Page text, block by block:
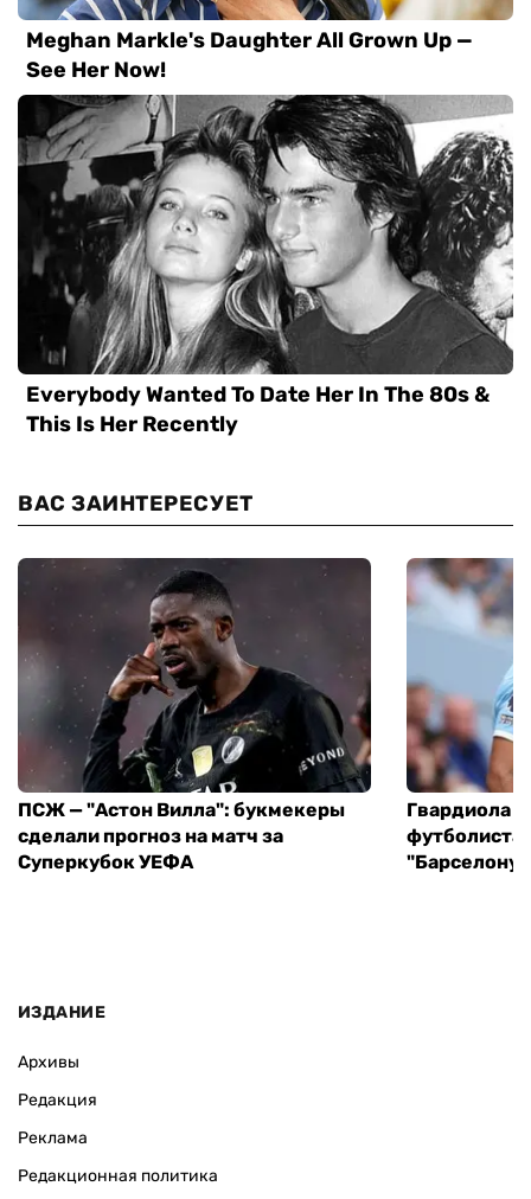
ВАС ЗАИНТЕРЕСУЕТ
ПСЖ — "Астон Вилла": букмекеры
сделали прогноз на матч за
Суперкубок УЕФА
Гвардиола
футболиста
ИЗДАНИЕ
Архивы
Редакция
Реклама
Редакционная политика